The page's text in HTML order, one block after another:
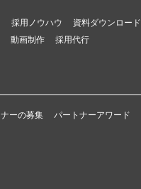
採用ノウハウ 資料ダウンロード
動画制作 採用代行
ーの募集 パートナーアワード